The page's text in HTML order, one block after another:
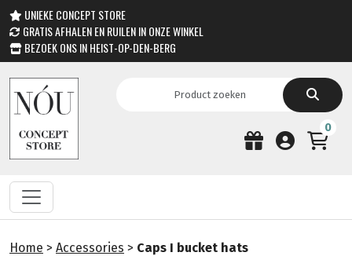
UNIEKE CONCEPT STORE
GRATIS AFHALEN EN RUILEN IN ONZE WINKEL
BEZOEK ONS IN HEIST-OP-DEN-BERG
0
Home > Accessories > Caps I bucket hats